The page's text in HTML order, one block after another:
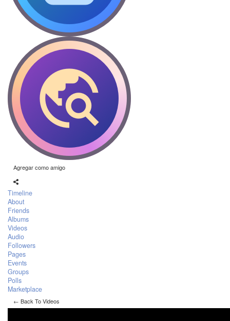
Agregar como amigo
Timeline
About
Friends
Albums
Videos
Audio
Followers
Pages
Events
Groups
Polls
Marketplace
← Back To Videos